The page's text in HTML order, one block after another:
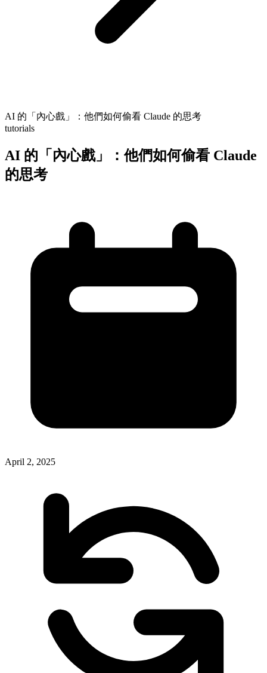
AI 的「內心戲」：他們如何偷看 Claude 的思考
tutorials
AI 的「內心戲」：他們如何偷看 Claude
的思考
April 2, 2025